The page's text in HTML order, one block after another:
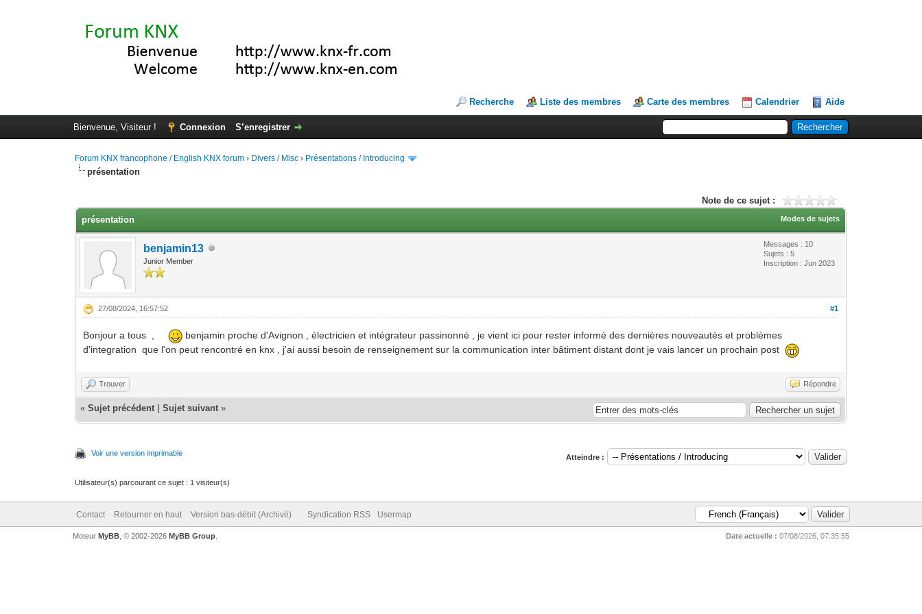
Recherche Liste des membres Carte des membres Calendrier Aide
Bienvenue, Visiteur ! Connexion S’enregistrer
Forum KNX francophone / English KNX forum › Divers / Misc › Présentations / Introducing
présentation
Note de ce sujet :
Modes de sujets
présentation
benjamin13
Junior Member
Messages : 10
Sujets : 5
Inscription : Jun 2023
#1
27/08/2024, 16:57:52
Bonjour a tous ,
benjamin proche d'Avignon , électricien et intégrateur passinonné , je vient ici pour rester informé des dernières nouveautés et problèmes
d'integration que l'on peut rencontré en knx , j'ai aussi besoin de renseignement sur la communication inter bâtiment distant dont je vais lancer un prochain post
Trouver Répondre
«Sujet précédent |Sujet suivant »
Voir une version imprimable Atteindre :
Utilisateur(s) parcourant ce sujet : 1 visiteur(s)
Contact Retourner en haut Version bas-débit (Archivé) Syndication RSS Usermap
Date actuelle : 07/08/2026, 07:35:55
Moteur MyBB, © 2002-2026 MyBB Group.